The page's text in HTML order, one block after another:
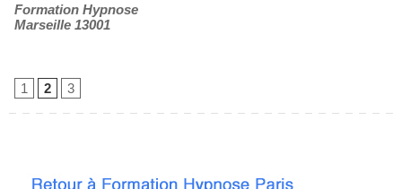
Formation Hypnose
Marseille 13001
1 2 3